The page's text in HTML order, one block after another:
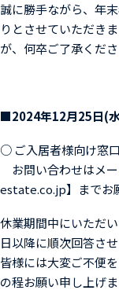
誠に勝手ながら、年
りとさせていただき
が、何卒ご了承くだ
■2024年12月25日(
○ ご入居者様向け窓口
お問い合わせはメ
estate.co.jp】までお
休業期間中にいただ
日以降に順次回答さ
皆様には大変ご不便
の程お願い申し上げま